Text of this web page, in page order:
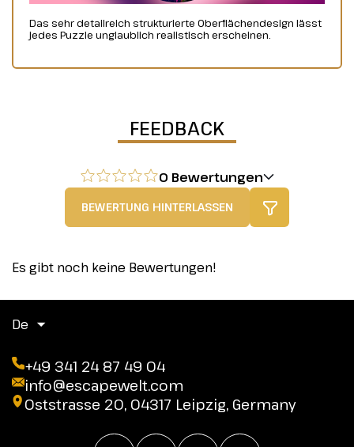
Das sehr detailreich strukturierte Oberflächendesign lässt
jedes Puzzle unglaublich realistisch erscheinen.
FEEDBACK
0 Bewertungen
BEWERTUNG HINTERLASSEN
Es gibt noch keine Bewertungen!
De
+49 341 24 87 49 04
info@escapewelt.com
Oststrasse 20, 04317 Leipzig, Germany